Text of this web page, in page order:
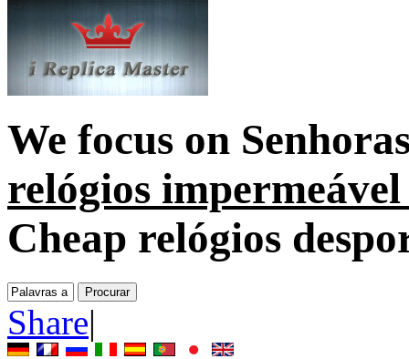
We focus on
relógios
Cheap relógios
Share|